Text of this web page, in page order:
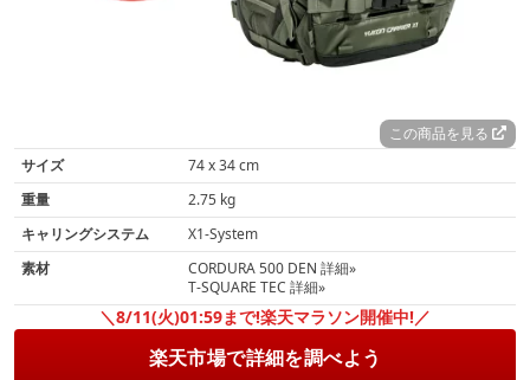
この商品を見る
サイズ
74 x 34 cm
重量
2.75 kg
キャリングシステム
X1-System
素材
CORDURA 500 DEN 詳細»
T-SQUARE TEC 詳細»
＼8/11(火)01:59まで!楽天マラソン開催中!／
楽天市場で詳細を調べよう